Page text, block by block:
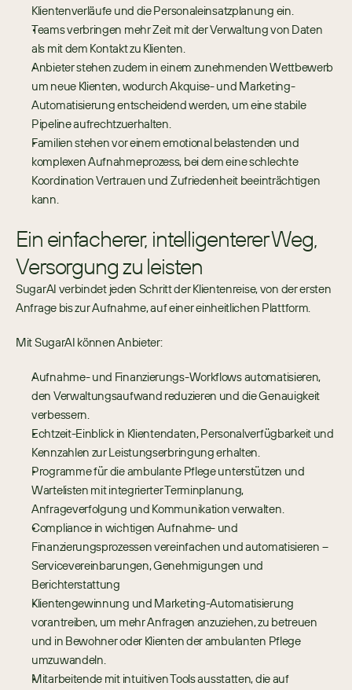
Klientenverläufe und die Personaleinsatzplanung ein.
Teams verbringen mehr Zeit mit der Verwaltung von Daten
als mit dem Kontakt zu Klienten.
Anbieter stehen zudem in einem zunehmenden Wettbewerb
um neue Klienten, wodurch Akquise- und Marketing-
Automatisierung entscheidend werden, um eine stabile
Pipeline aufrechtzuerhalten.
Familien stehen vor einem emotional belastenden und
komplexen Aufnahmeprozess, bei dem eine schlechte
Koordination Vertrauen und Zufriedenheit beeinträchtigen
kann.
Ein einfacherer, intelligenterer Weg,
Versorgung zu leisten
SugarAI verbindet jeden Schritt der Klientenreise, von der ersten
Anfrage bis zur Aufnahme, auf einer einheitlichen Plattform.
Mit SugarAI können Anbieter:
Aufnahme- und Finanzierungs-Workflows automatisieren,
den Verwaltungsaufwand reduzieren und die Genauigkeit
verbessern.
Echtzeit-Einblick in Klientendaten, Personalverfügbarkeit und
Kennzahlen zur Leistungserbringung erhalten.
Programme für die ambulante Pflege unterstützen und
Wartelisten mit integrierter Terminplanung,
Anfrageverfolgung und Kommunikation verwalten.
Compliance in wichtigen Aufnahme- und
Finanzierungsprozessen vereinfachen und automatisieren –
Servicevereinbarungen, Genehmigungen und
Berichterstattung
Klientengewinnung und Marketing-Automatisierung
vorantreiben, um mehr Anfragen anzuziehen, zu betreuen
und in Bewohner oder Klienten der ambulanten Pflege
umzuwandeln.
Mitarbeitende mit intuitiven Tools ausstatten, die auf